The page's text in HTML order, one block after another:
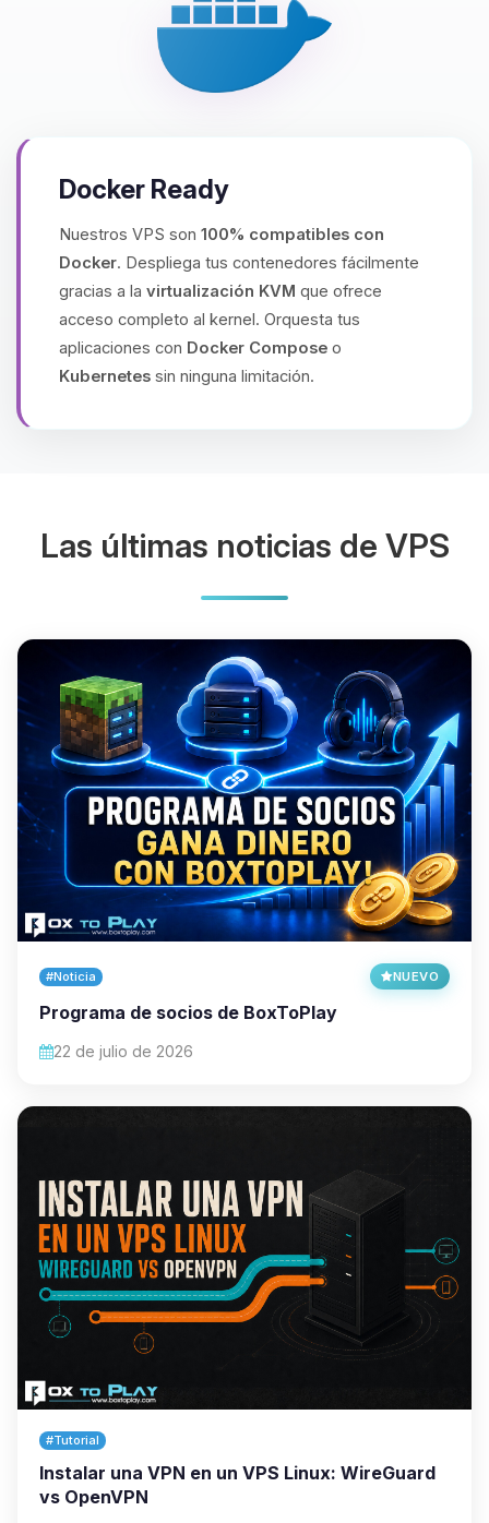
Docker Ready
Nuestros VPS son 100% compatibles con
Docker. Despliega tus contenedores fácilmente
gracias a la virtualización KVM que ofrece
acceso completo al kernel. Orquesta tus
aplicaciones con Docker Compose o
Kubernetes sin ninguna limitación.
Las últimas noticias de VPS
#Noticia NUEVO
Programa de socios de BoxToPlay
22 de julio de 2026
#Tutorial
Instalar una VPN en un VPS Linux: WireGuard
vs OpenVPN